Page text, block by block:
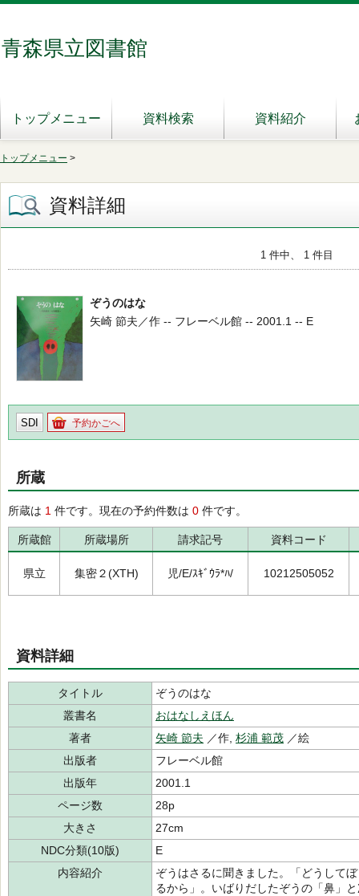
青森県立図書館
トップメニュー 資料検索 資料紹介
トップメニュー >
資料詳細
1 件中、 1 件目
ぞうのはな
矢崎 節夫／作 -- フレーベル館 -- 2001.1 -- E
SDI 予約かごへ
所蔵
所蔵は 1 件です。現在の予約件数は 0 件です。
所蔵館 所蔵場所 請求記号 資料コード
県立 集密２(XTH) 児/E/ｽｷﾞｳﾗ*ﾊ/ 10212505052
資料詳細
タイトル
ぞうのはな
叢書名
おはなしえほん
著者
矢崎 節夫 ／作, 杉浦 範茂 ／絵
出版者
フレーベル館
出版年
2001.1
ページ数
28p
大きさ
27cm
NDC分類(10版)
E
内容紹介
ぞうはさるに聞きました。「どうして
るから」。いばりだしたぞうの「鼻」